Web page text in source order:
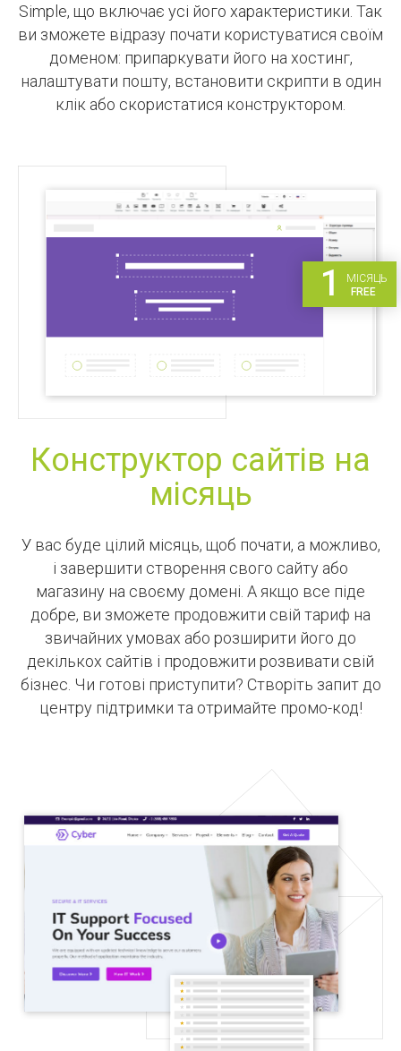
Simple, що включає усі його характеристики. Так
ви зможете відразу почати користуватися своїм
доменом: припаркувати його на хостинг,
налаштувати пошту, встановити скрипти в один
клік або скористатися конструктором.
1
МІСЯЦЬ
FREE
Конструктор сайтів на
місяць
У вас буде цілий місяць, щоб почати, а можливо,
і завершити створення свого сайту або
магазину на своєму домені. А якщо все піде
добре, ви зможете продовжити свій тариф на
звичайних умовах або розширити його до
декількох сайтів і продовжити розвивати свій
бізнес. Чи готові приступити? Створіть запит до
центру підтримки та отримайте промо-код!